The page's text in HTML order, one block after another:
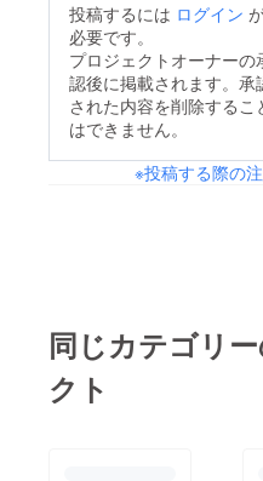
します。リターン
発送につきまして
弊社でストックし
る在庫分で発送で
届けできると思
投稿するには ログイン
必要です。
プロジェクトオーナーの
認後に掲載されます。承
された内容を削除するこ
はできません。
※投稿する際の
同じカテゴリ
クト